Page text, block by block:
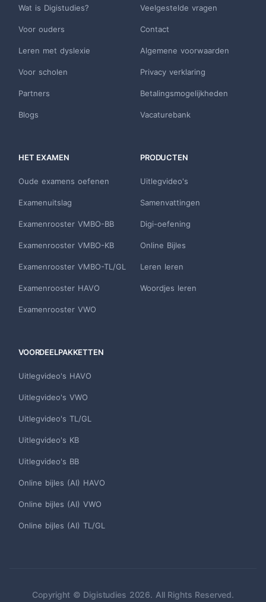
Wat is Digistudies?
Voor ouders
Leren met dyslexie
Voor scholen
Partners
Blogs
Veelgestelde vragen
Contact
Algemene voorwaarden
Privacy verklaring
Betalingsmogelijkheden
Vacaturebank
HET EXAMEN
Oude examens oefenen
Examenuitslag
Examenrooster VMBO-BB
Examenrooster VMBO-KB
Examenrooster VMBO-TL/GL
Examenrooster HAVO
Examenrooster VWO
PRODUCTEN
Uitlegvideo's
Samenvattingen
Digi-oefening
Online Bijles
Leren leren
Woordjes leren
VOORDEELPAKKETTEN
Uitlegvideo's HAVO
Uitlegvideo's VWO
Uitlegvideo's TL/GL
Uitlegvideo's KB
Uitlegvideo's BB
Online bijles (AI) HAVO
Online bijles (AI) VWO
Online bijles (AI) TL/GL
Copyright © Digistudies 2026. All Rights Reserved.